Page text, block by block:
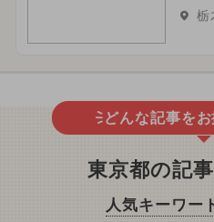
栃
どんな記事を
東京都の記
人気キーワー